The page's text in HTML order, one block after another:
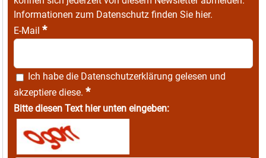
Informationen zum Datenschutz finden Sie hier.
E-Mail *
Ich habe die Datenschutzerklärung gelesen und
akzeptiere diese. *
Bitte diesen Text hier unten eingeben: